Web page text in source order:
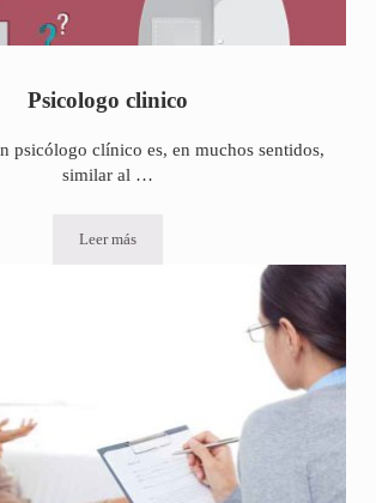
Psicologo clinico
psicólogo clínico es, en muchos sentidos,
similar al …
Leer másPsicologo clinico